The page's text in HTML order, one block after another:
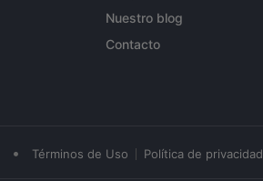
Nuestro blog
Contacto
• Términos de Uso Política de privacidad